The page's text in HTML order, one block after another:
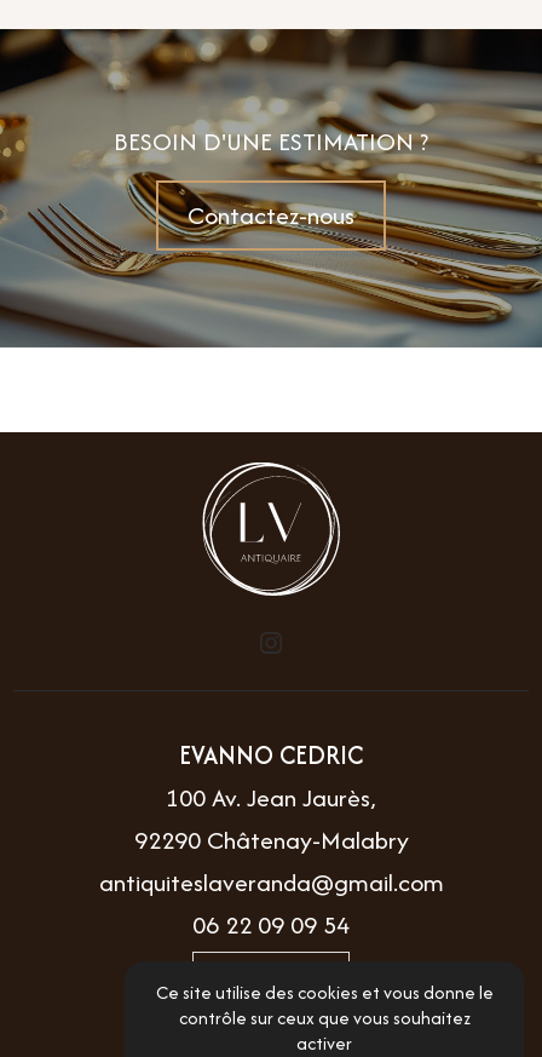
BESOIN D'UNE ESTIMATION ?
Contactez-nous
EVANNO CEDRIC
100 Av. Jean Jaurès,
92290 Châtenay-Malabry
antiquiteslaveranda@gmail.com
06 22 09 09 54
Itinéraire
Ce site utilise des cookies et vous donne le
contrôle sur ceux que vous souhaitez
activer